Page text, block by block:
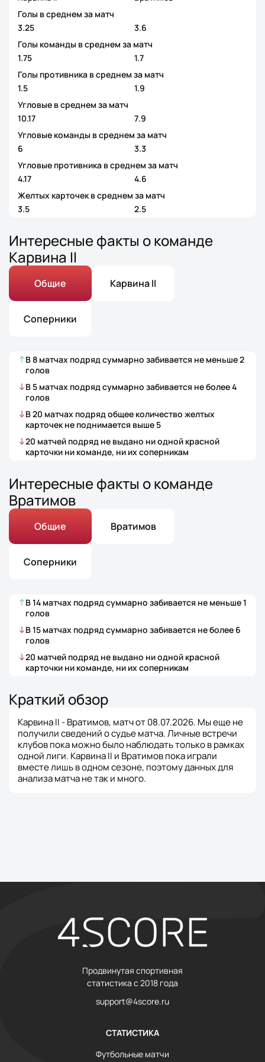
Голы в среднем за матч
3.25
3.6
Голы команды в среднем за матч
1.75
1.7
Голы противника в среднем за матч
1.5
1.9
Угловые в среднем за матч
10.17
7.9
Угловые команды в среднем за матч
6
3.3
Угловые противника в среднем за матч
4.17
4.6
Желтых карточек в среднем за матч
3.5
2.5
Интересные факты о команде
Карвина II
Общие Карвина II
Соперники
В8 матчах подряд суммарно забивается не меньше2
голов
В 5 матчах подряд суммарно забивается не более4
голов
В20 матчах подряд общее количество желтых
карточек не поднимается выше 5
20 матчей подряд не выдано ни одной красной
карточки ни команде, ни их соперникам
Интересные факты о команде
Вратимов
Общие Вратимов
Соперники
В14 матчах подряд суммарно забивается не меньше1
голов
В15 матчах подряд суммарно забивается не более 6
голов
20 матчей подряд не выдано ни одной красной
карточки ни команде, ни их соперникам
Краткий обзор
Карвина II - Вратимов, матч от 08.07.2026. Мы еще не
получили сведений о судье матча. Личные встречи
клубов пока можно было наблюдать только в рамках
одной лиги. Карвина II и Вратимов пока играли
вместе лишь в одном сезоне, поэтому данных для
анализа матча не так и много.
Продвинутая спортивная
статистика с 2018 года
support@4score.ru
СТАТИСТИКА
Футбольные матчи